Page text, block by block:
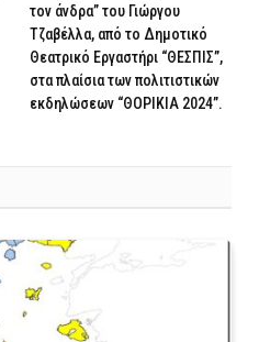
τον άνδρα” του Γιώργου
Τζαβέλλα, από το Δημοτικό
Θεατρικό Εργαστήρι “ΘΕΣΠΙΣ”,
στα πλαίσια των πολιτιστικών
εκδηλώσεων “ΘΟΡΙΚΙΑ 2024”.